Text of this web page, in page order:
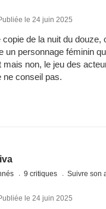
le 24 juin 2025
de la nuit du douze,
un personnage féminin
mais non, le jeu des
ne conseil pas.
9 critiques Suivre son
le 24 juin 2025